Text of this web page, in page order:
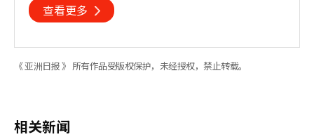
查看更多
《 亚洲日报 》 所有作品受版权保护，未经授权，禁止转载。
相关新闻